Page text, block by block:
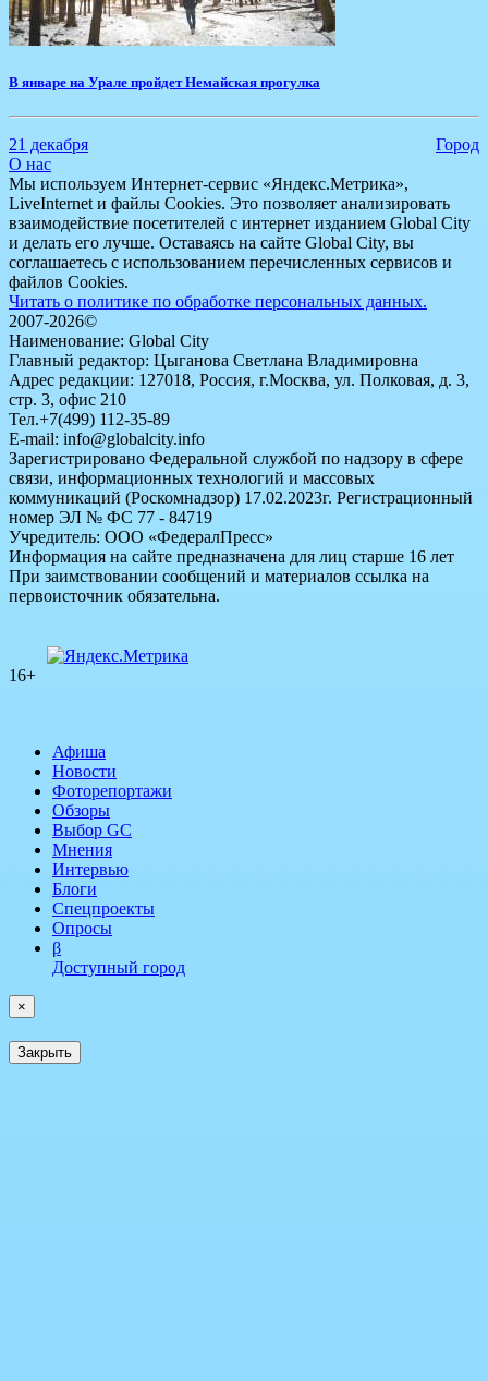
В январе на Урале пройдет Немайская прогулка
21 декабря
Город
О нас
Мы используем Интернет-сервис «Яндекс.Метрика»,
LiveInternet и файлы Cookies. Это позволяет анализировать
взаимодействие посетителей с интернет изданием Global City
и делать его лучше. Оставаясь на сайте Global City, вы
соглашаетесь с использованием перечисленных сервисов и
файлов Cookies.
Читать о политике по обработке персональных данных.
2007-2026©
Наименование: Global City
Главный редактор: Цыганова Светлана Владимировна
Адрес редакции: 127018, Россия, г.Москва, ул. Полковая, д. 3,
стр. 3, офис 210
Тел.+7(499) 112-35-89
E-mail: info@globalcity.info
Зарегистрировано Федеральной службой по надзору в сфере
связи, информационных технологий и массовых
коммуникаций (Роскомнадзор) 17.02.2023г. Регистрационный
номер ЭЛ № ФС 77 - 84719
Учредитель: ООО «ФедералПресс»
Информация на сайте предназначена для лиц старше 16 лет
При заимствовании сообщений и материалов ссылка на
первоисточник обязательна.
16+
Афиша
Новости
Фоторепортажи
Обзоры
Выбор GC
Мнения
Интервью
Блоги
Спецпроекты
Опросы
β
Доступный город
×
Закрыть